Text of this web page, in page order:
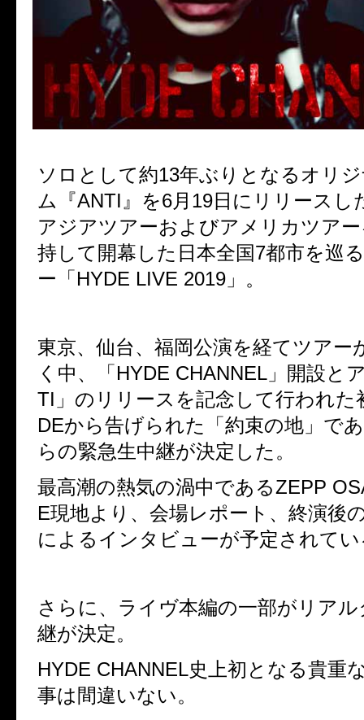
ソロとして約13年ぶりとなるオリ
ム『ANTI』を6月 19日にリリースし
アジアツアーおよびアメリカツア
持して開幕した日本全国7都市を巡
ー「 HYDE LIVE 2019 」。
東京、仙台、福岡公演を経てツアー
く中、「 HYDE CHANNEL 」開設と
TI 」のリリースを記念して行われた
DEから告げられた「約束の地」で
らの緊急生中継が決定した。
最高潮の熱気の渦中であるZEPP
E現地より、会場レポート、終演後
によるインタビューが予定されて
さらに、ライヴ本編の一部がリア
継が決定。
HYDE CHANNEL史上初となる貴重
事は間違いない。